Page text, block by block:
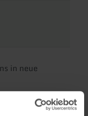
in neue
die